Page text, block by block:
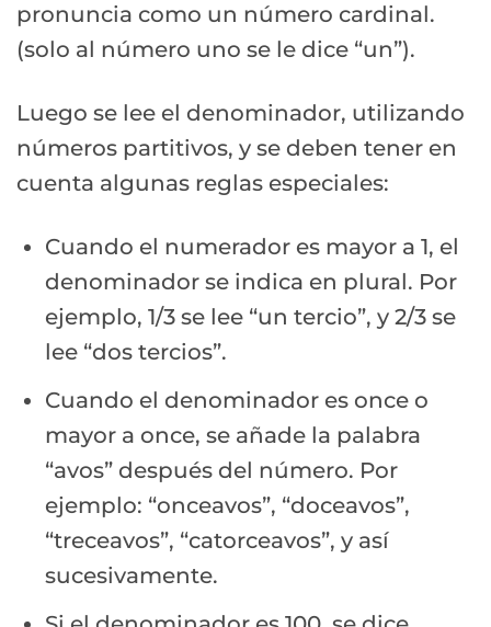
pronuncia como un número cardinal.
(solo al número uno se le dice “un”).
Luego se lee el denominador, utilizando
números partitivos, y se deben tener en
cuenta algunas reglas especiales:
Cuando el numerador es mayor a 1, el
denominador se indica en plural. Por
ejemplo, 1/3 se lee “un tercio”, y 2/3 se
lee “dos tercios”.
Cuando el denominador es once o
mayor a once, se añade la palabra
“avos” después del número. Por
ejemplo: “onceavos”, “doceavos”,
“treceavos”, “catorceavos”, y así
sucesivamente.